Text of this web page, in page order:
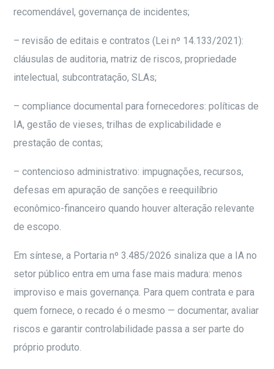
recomendável, governança de incidentes;
– revisão de editais e contratos (Lei nº 14.133/2021):
cláusulas de auditoria, matriz de riscos, propriedade
intelectual, subcontratação, SLAs;
– compliance documental para fornecedores: políticas de
IA, gestão de vieses, trilhas de explicabilidade e
prestação de contas;
– contencioso administrativo: impugnações, recursos,
defesas em apuração de sanções e reequilíbrio
econômico-financeiro quando houver alteração relevante
de escopo.
Em síntese, a Portaria nº 3.485/2026 sinaliza que a IA no
setor público entra em uma fase mais madura: menos
improviso e mais governança. Para quem contrata e para
quem fornece, o recado é o mesmo — documentar, avaliar
riscos e garantir controlabilidade passa a ser parte do
próprio produto.